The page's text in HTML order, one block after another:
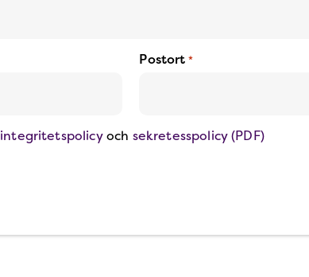
Postort *
integritetspolicyoch sekretesspolicy (PDF)